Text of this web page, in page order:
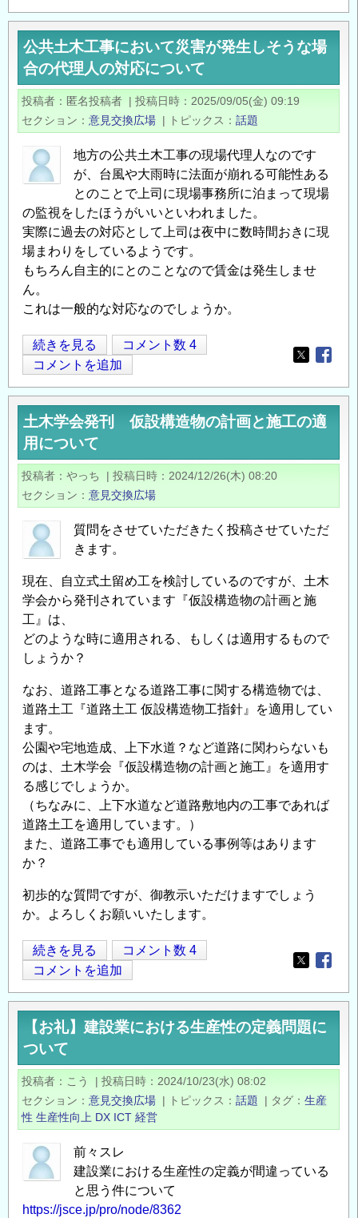
業
法
改
正
に
伴
う
標
準
務
費
に
関
す
る
題
点
に
つ
い
て
の
公共土木工事において災害が発生しそうな場
合の代理人の対応について
投稿者 匿名投稿者 | 投稿日時
2025/09/05(金) 09:19
セクション
意見交換広場 | トピックス 話題
地方の公共土木工事の現場代理人なのです
が、台風や大雨時に法面が崩れる可能性ある
とのことで上司に現場事務所に泊まって現場
の監視をしたほうがいいといわれました。
実際に過去の対応として上司は夜中に数時間おきに現
場まわりをしているようです。
もちろん自主的にとのことなので賃金は発生しませ
ん。
これは一般的な対応なのでしょうか。
公
共
土
木
工
事
に
お
い
て
災
が
発
生
し
そ
う
な
場
合
の
代
理
人
の
対
応
に
い
て
続きを見る
コメント数 4
コメントを追加
Opens in
土木学会発刊 仮設構造物の計画と施工の適
用について
投稿者 やっち | 投稿日時
2024/12/26(木) 08:20
セクション
意見交換広場
質問をさせていただきたく投稿させていただ
きます。
現在、自立式土留め工を検討しているのですが、土木
学会から発刊されています『仮設構造物の計画と施
工』は、
どのような時に適用される、もしくは適用するもので
しょうか？
なお、道路工事となる道路工事に関する構造物では、
道路土工『道路土工 仮設構造物工指針』を適用してい
ます。
公園や宅地造成、上下水道？など道路に関わらないも
のは、土木学会『仮設構造物の計画と施工』を適用す
る感じでしょうか。
（ちなみに、上下水道など道路敷地内の工事であれば
道路土工を適用しています。）
また、道路工事でも適用している事例等はあります
か？
初歩的な質問ですが、御教示いただけますでしょう
か。よろしくお願いいたします。
土
木
学
会
発
刊
仮
設
構
造
物
の
画
続きを見る
コメント数 4
コメントを追加
Opens in
【お礼】建設業における生産性の定義問題に
ついて
投稿者 こう | 投稿日時
2024/10/23(水) 08:02
セクション
意見交換広場 | トピックス 話題 | タグ
生産
性 生産性向上 DX ICT 経営
前々スレ
建設業における生産性の定義が間違っている
と思う件について
https://jsce.jp/pro/node/8362